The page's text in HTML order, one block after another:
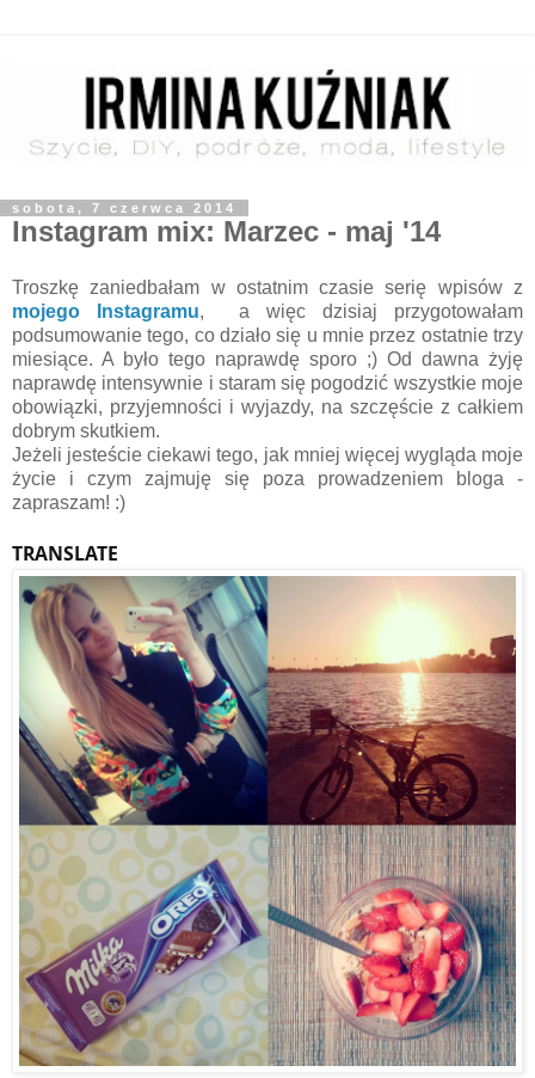
sobota, 7 czerwca 2014
Instagram mix: Marzec - maj '14
Troszkę zaniedbałam w ostatnim czasie serię wpisów z
mojego Instagramu, a więc dzisiaj przygotowałam
podsumowanie tego, co działo się u mnie przez ostatnie trzy
miesiące. A było tego naprawdę sporo ;) Od dawna żyję
naprawdę intensywnie i staram się pogodzić wszystkie moje
obowiązki, przyjemności i wyjazdy, na szczęście z całkiem
dobrym skutkiem.
Jeżeli jesteście ciekawi tego, jak mniej więcej wygląda moje
życie i czym zajmuję się poza prowadzeniem bloga -
zapraszam! :)
TRANSLATE